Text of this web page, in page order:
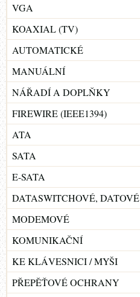
VGA
KOAXIAL (TV)
AUTOMATICKÉ
MANUÁLNÍ
NÁŘADÍ A DOPLŇKY
FIREWIRE (IEEE1394)
ATA
SATA
E-SATA
DATASWITCHOVÉ, DATOVÉ
MODEMOVÉ
KOMUNIKAČNÍ
KE KLÁVESNICI / MYŠI
PŘEPĚŤOVÉ OCHRANY